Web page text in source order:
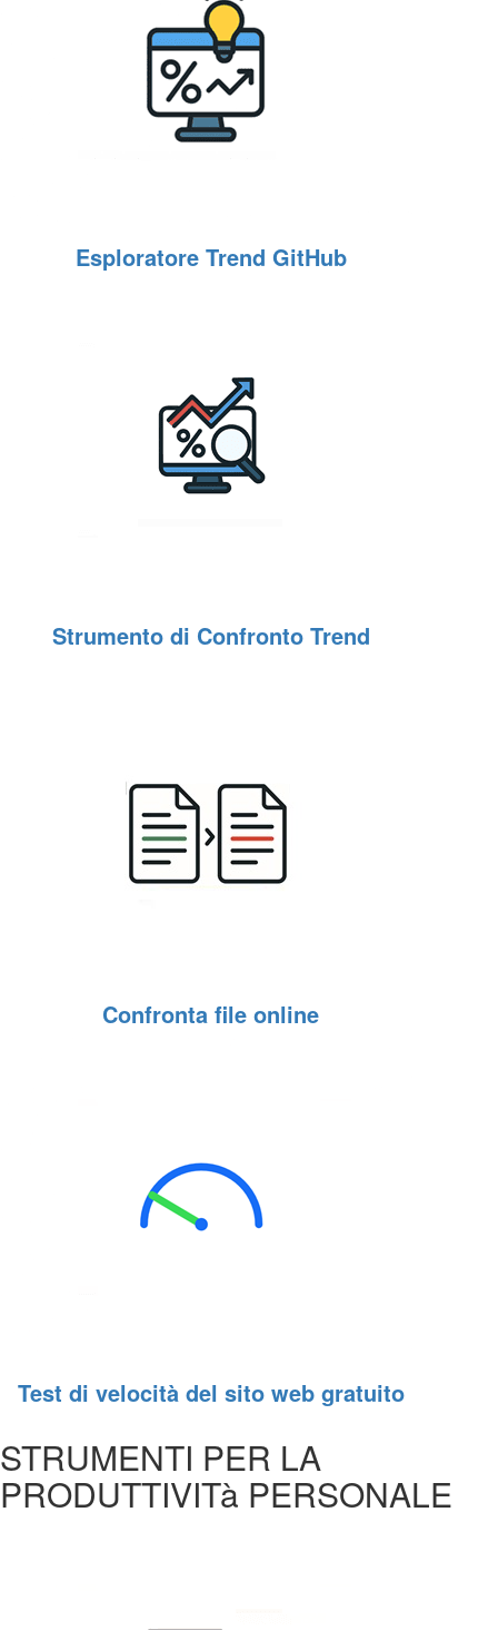
Esploratore Trend GitHub
Strumento di Confronto Trend
Confronta file online
Test di velocità del sito web gratuito
STRUMENTI PER LA
PRODUTTIVITà PERSONALE